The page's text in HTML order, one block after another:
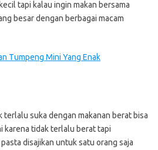
tapi kalau ingin makan bersama
besar dengan berbagai macam
Tumpeng Mini Yang Enak
terlalu suka dengan makanan berat bisa
karena tidak terlalu berat tapi
disajikan untuk satu orang saja